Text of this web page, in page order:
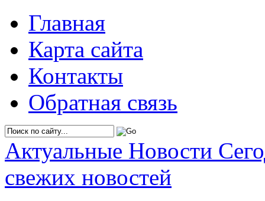
Главная
Карта сайта
Контакты
Обратная связь
Актуальные Новости
свежих новостей